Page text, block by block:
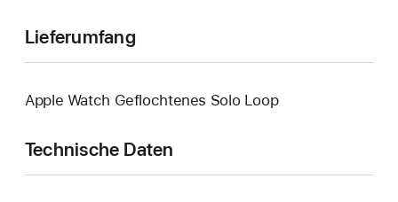
Lieferumfang
Apple Watch Geflochtenes Solo Loop
Technische Daten